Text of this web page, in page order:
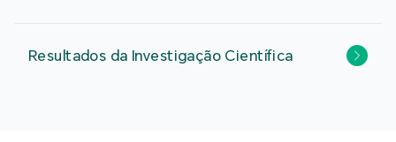
Resultados da Investigação Científica